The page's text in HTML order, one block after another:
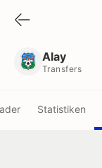
Alay
Transfers
Statistiken